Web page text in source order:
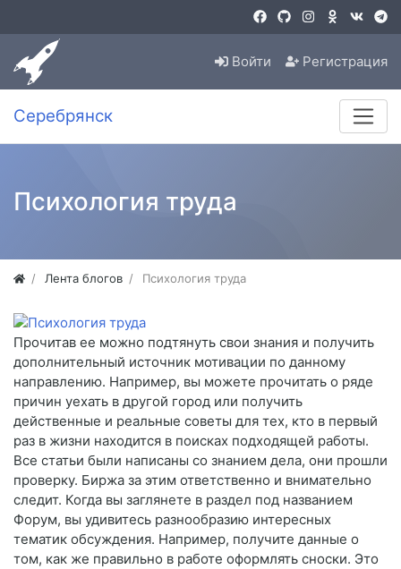
Войти Регистрация
Серебрянск
Психология труда
Лента блогов Психология труда
Прочитав ее можно подтянуть свои знания и получить
дополнительный источник мотивации по данному
направлению. Например, вы можете прочитать о ряде
причин уехать в другой город или получить
действенные и реальные советы для тех, кто в первый
раз в жизни находится в поисках подходящей работы.
Все статьи были написаны со знанием дела, они прошли
проверку. Биржа за этим ответственно и внимательно
следит. Когда вы заглянете в раздел под названием
Форум, вы удивитесь разнообразию интересных
тематик обсуждения. Например, получите данные о
том, как же правильно в работе оформлять сноски. Это